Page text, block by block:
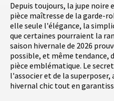
Depuis toujours, la jupe noire
pièce maîtresse de la garde-
elle seule l'élégance, la
que certaines pourraient la
saison hivernale de 2026
possible, et même tendance,
pièce emblématique. Le
l'associer et de la
hivernal chic tout en